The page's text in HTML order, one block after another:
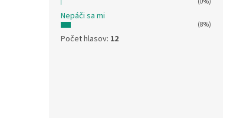
Nepáči sa mi
(8%)
Počet hlasov: 12